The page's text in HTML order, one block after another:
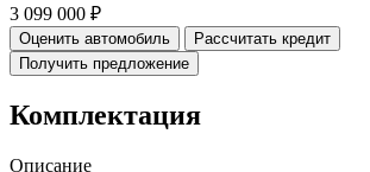
3 099 000 ₽
Оценить автомобиль
Рассчитать кредит
Получить предложение
Комплектация
Описание